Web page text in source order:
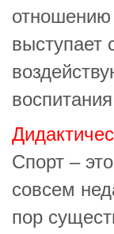
отношению
выступает
Спорт –
совсем
пор